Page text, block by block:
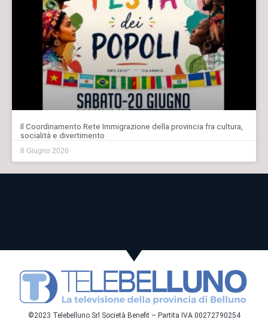
Il Coordinamento Rete Immigrazione della provincia fra cultura,
socialità e divertimento
8 Giugno 2026
©2023 Telebelluno Srl Società Benefit – Partita IVA 00272790254